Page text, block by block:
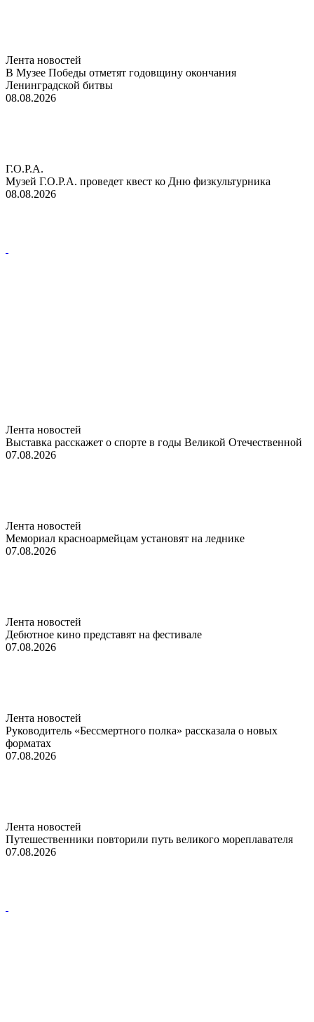
Лента новостей
В Музее Победы отметят годовщину окончания
Ленинградской битвы
08.08.2026
Г.О.Р.А.
Музей Г.О.Р.А. проведет квест ко Дню физкультурника
08.08.2026
Лента новостей
Выставка расскажет о спорте в годы Великой Отечественной
07.08.2026
Лента новостей
Мемориал красноармейцам установят на леднике
07.08.2026
Лента новостей
Дебютное кино представят на фестивале
07.08.2026
Лента новостей
Руководитель «Бессмертного полка» рассказала о новых
форматах
07.08.2026
Лента новостей
Путешественники повторили путь великого мореплавателя
07.08.2026